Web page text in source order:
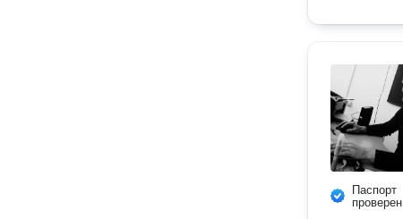
Паспорт
проверен